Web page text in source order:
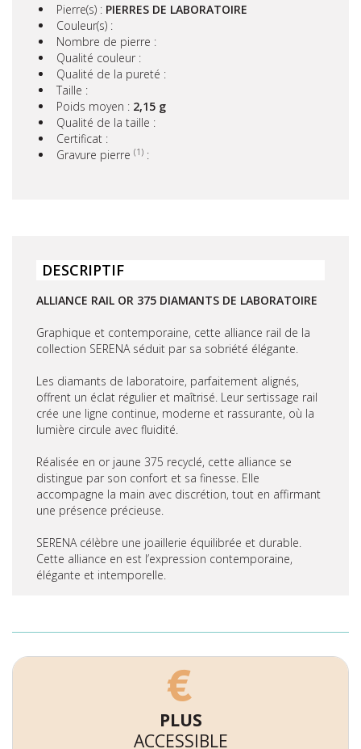
Pierre(s) : PIERRES DE LABORATOIRE
Couleur(s) :
Nombre de pierre :
Qualité couleur :
Qualité de la pureté :
Taille :
Poids moyen : 2,15 g
Qualité de la taille :
Certificat :
Gravure pierre (1) :
DESCRIPTIF
ALLIANCE RAIL OR 375 DIAMANTS DE LABORATOIRE
Graphique et contemporaine, cette alliance rail de la
collection SERENA séduit par sa sobriété élégante.
Les diamants de laboratoire, parfaitement alignés,
offrent un éclat régulier et maîtrisé. Leur sertissage rail
crée une ligne continue, moderne et rassurante, où la
lumière circule avec fluidité.
Réalisée en or jaune 375 recyclé, cette alliance se
distingue par son confort et sa finesse. Elle
accompagne la main avec discrétion, tout en affirmant
une présence précieuse.
SERENA célèbre une joaillerie équilibrée et durable.
Cette alliance en est l’expression contemporaine,
élégante et intemporelle.
PLUS
ACCESSIBLE